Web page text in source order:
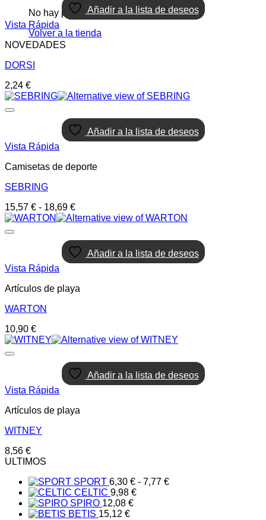
No hay productos en el carrito.
Volver a la tienda
Añadir a la lista de deseos
Vista Rápida
NOVEDADES
DORSI
2,24 €
Añadir a la lista de deseos
Vista Rápida
Camisetas de deporte
SEBRING
15,57 € - 18,69 €Rango
de
desde
15,57 €
hasta
Añadir a la lista de deseos
Vista Rápida
Artículos de playa
WARTON
10,90 €
Añadir a la lista de deseos
Vista Rápida
Artículos de playa
WITNEY
8,56 €
ULTIMOS
SPORT 6,30 € - 7,77 €Rango
CELTIC 9,98 €
SPIRO 12,08 €
BETIS 15,12 €